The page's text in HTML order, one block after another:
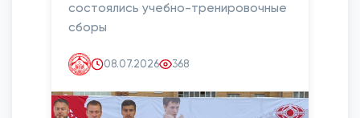
состоялись учебно-тренировочные
сборы
08.07.2026 368